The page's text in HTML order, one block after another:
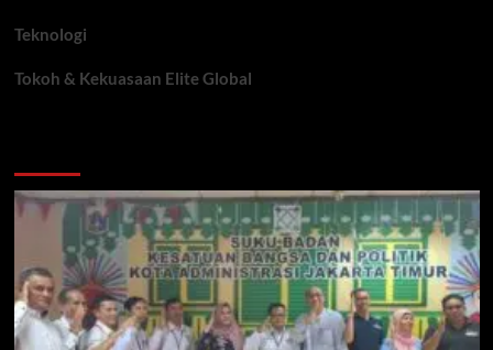
Teknologi
Tokoh & Kekuasaan Elite Global